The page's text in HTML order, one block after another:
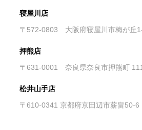
寝屋川店
〒572-0803 大阪府寝屋川市梅が丘
押熊店
〒631-0001 奈良県奈良市押熊町
松井山手店
〒610-0341 京都府京田辺市薪畠50-6